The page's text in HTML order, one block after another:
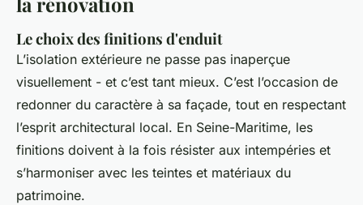
Le choix des finitions d'enduit
L’isolation extérieure ne passe pas inaperçue
visuellement - et c’est tant mieux. C’est l’occasion de
redonner du caractère à sa façade, tout en respectant
l’esprit architectural local. En Seine-Maritime, les
finitions doivent à la fois résister aux intempéries et
s’harmoniser avec les teintes et matériaux du
patrimoine.